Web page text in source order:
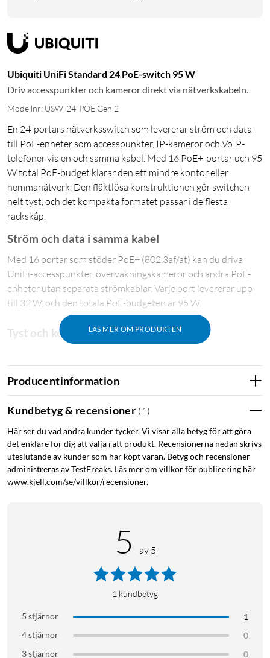
Ubiquiti UniFi Standard 24 PoE-switch 95 W
Driv accesspunkter och kameror direkt via nätverkskabeln.
Modellnr: USW-24-POE Gen 2
En 24-portars nätverksswitch som levererar ström och data
till PoE-enheter som accesspunkter, IP-kameror och VoIP-
telefoner via en och samma kabel. Med 16 PoE+-portar och 95
W total PoE-budget klarar den ett mindre kontor eller
hemmanätverk. Den fläktlösa konstruktionen gör switchen
helt tyst, och det kompakta formatet passar i de flesta
rackskåp.
LÄS MER OM PRODUKTEN
Ström och data i samma kabel
Med 16 portar som stöder PoE+ (802.3af/at) kan du driva
UniFi-accesspunkter, övervakningskameror och andra PoE-
enheter utan separata strömkablar. Varje port levererar upp
till 32 W, och den totala PoE-budgeten är 95 W.
Tyst och kompakt
för kontor, vardagsrum eller andra utrymmen där fläktbrus
stör. Med bara 200 mm djup ryms den i kompakta rackskåp
och på skrivbord.
Smidig hantering via UniFi
Hanteras via UniFi Network Controller med stöd för VLAN,
portprioritering, IGMP snooping, 802.1X-autentisering och
mycket mer. En inbyggd 1,3-tums pekskärm visar portarnas
Portar: 24 × Gigabit RJ45 + 2 × 1G SFP
PoE+-portar: 16 (IEEE 802.3af/at)
Total PoE-budget: 95 W
Max PoE per port: 32 W
Forwarding rate: 39 Mpps
Mått: 442 × 200 × 44 mm (1U)
Producentinformation
Kundbetyg & recensioner ( 1 )
Här ser du vad andra kunder tycker. Vi visar alla betyg för att göra
det enklare för dig att välja rätt produkt. Recensionerna nedan skrivs
uteslutande av kunder som har köpt varan. Betyg och recensioner
administreras av TestFreaks. Läs mer om villkor för publicering här
www.kjell.com/se/villkor/recensioner.
5 av 5
1 kundbetyg
5 stjärnor
1
4 stjärnor
0
3 stjärnor
0